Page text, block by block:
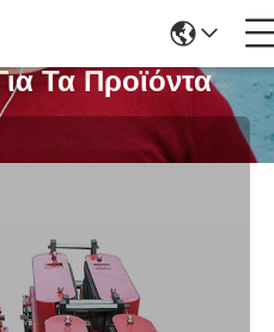
Τα Προϊόντα